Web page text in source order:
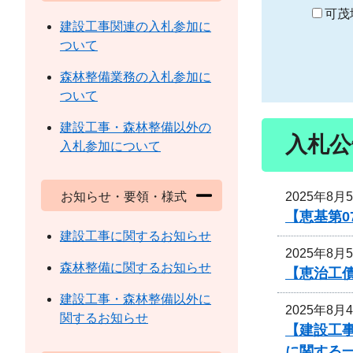
り可茂
入札
2025年8月
【恵基
2025年8月
【恵治
2025年8月
【建設
建設工事関連の入札参加に
ついて
森林整備業務の入札参加に
ついて
建設工事・森林整備以外の
入札参加について
お知らせ・要領・様式
建設工事に関するお知らせ
森林整備に関するお知らせ
建設工事・森林整備以外に
関するお知らせ